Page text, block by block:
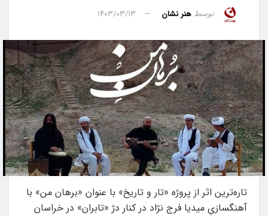
توسط هنر نشان ۱۴۰۳/۰۳/۱۳
تاره‌ترین اثر از پروژه «تار و تاریخ‌» با عنوان «برهان من» با
آهنگسازیِ میدیا فرج نژاد در کنار دژ «تابران» در خراسان